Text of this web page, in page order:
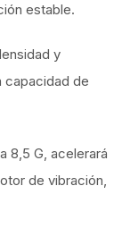
estable.
y
capacidad de
8,5 G, acelerará
de vibración,